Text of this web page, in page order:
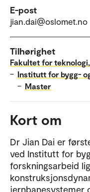
E-post
jian.dai@oslomet.no
Tilhørighet
Fakultet for
– Institutt for bygg-
– Master
Kort om
Dr Jian Dai er
ved Institutt for
forskningsarbeid
jernbanesystemer